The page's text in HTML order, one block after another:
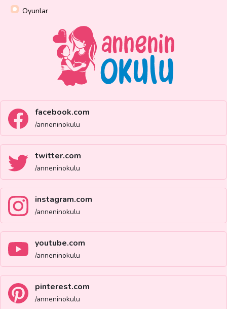
Oyunlar
facebook.com
/anneninokulu
twitter.com
/anneninokulu
instagram.com
/anneninokulu
youtube.com
/anneninokulu
pinterest.com
/anneninokulu